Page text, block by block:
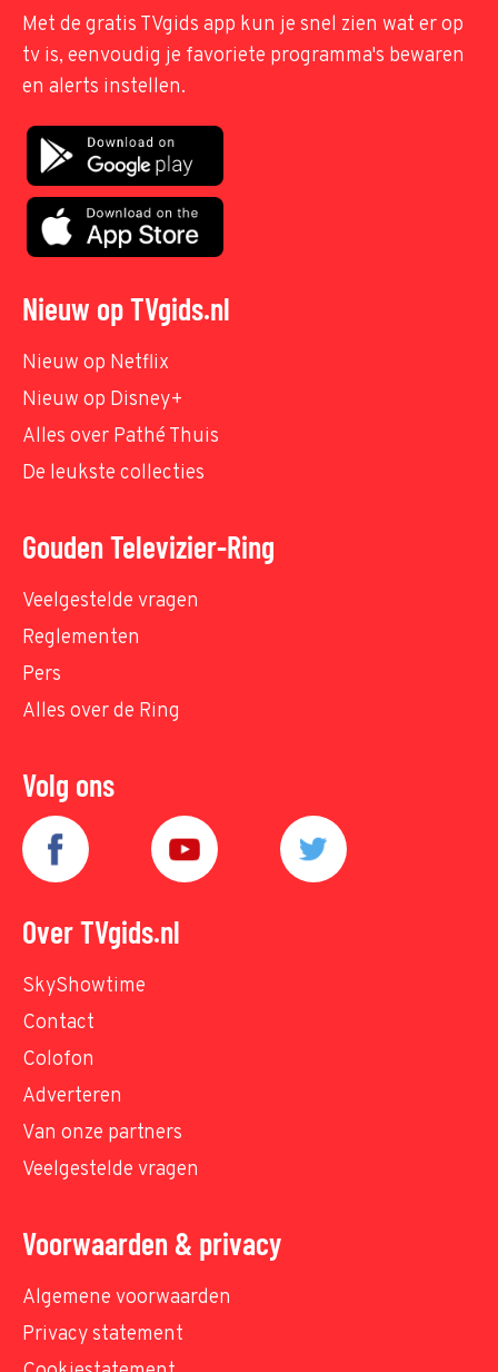
Met de gratis TVgids app kun je snel zien wat er op
tv is, eenvoudig je favoriete programma's bewaren
en alerts instellen.
Nieuw op TVgids.nl
Nieuw op Netflix
Nieuw op Disney+
Alles over Pathé Thuis
De leukste collecties
Gouden Televizier-Ring
Veelgestelde vragen
Reglementen
Pers
Alles over de Ring
Volg ons
Over TVgids.nl
SkyShowtime
Contact
Colofon
Adverteren
Van onze partners
Veelgestelde vragen
Voorwaarden & privacy
Algemene voorwaarden
Privacy statement